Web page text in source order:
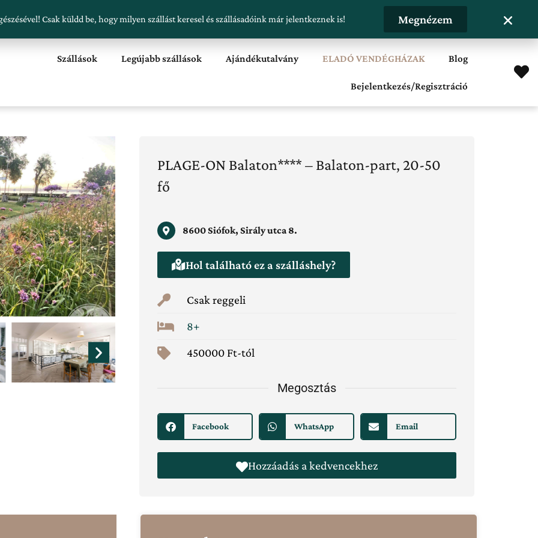
Hirdetésfeladás
Szállások Legújabb szállások Ajándékutalvány ELADÓ VENDÉGHÁZAK Blog
Bejelentkezés/Regisztráció
PLAGE-ON Balaton**** – Balaton-part, 20-50
fő
8600 Siófok, Sirály utca 8.
Hol található ez a szálláshely?
Csak reggeli
8+
450000 Ft-tól
Megosztás
Facebook WhatsApp Email
Hozzáadás a kedvencekhez
Csak küldd be, hogy milyen szállást keresel és szállásadóink már jelentkeznek is! Megnézem